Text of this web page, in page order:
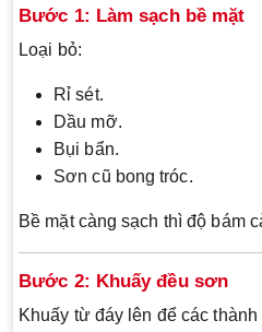
Bước 1: Làm sạch bề mặt
Loại bỏ:
Rỉ sét.
Dầu mỡ.
Bụi bẩn.
Sơn cũ bong tróc.
Bề mặt càng sạch thì độ bám
Bước 2: Khuấy đều sơn
Khuấy từ đáy lên để các